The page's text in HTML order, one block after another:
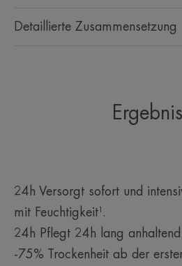
Detaillierte Zusammensetzung
24h Versorgt sofort und
mit Feuchtigkeit¹.
24h Pflegt 24h lang anhaltend
-75% Trockenheit ab der